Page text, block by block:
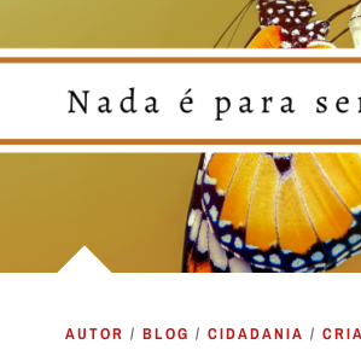
AUTOR / BLOG / CIDADANIA /